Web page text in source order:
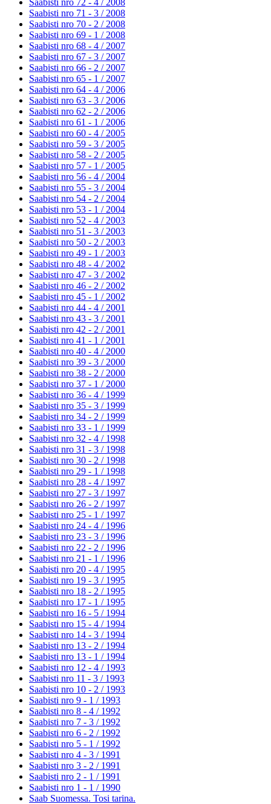
Saabisti nro 72 - 4 / 2008
Saabisti nro 71 - 3 / 2008
Saabisti nro 70 - 2 / 2008
Saabisti nro 69 - 1 / 2008
Saabisti nro 68 - 4 / 2007
Saabisti nro 67 - 3 / 2007
Saabisti nro 66 - 2 / 2007
Saabisti nro 65 - 1 / 2007
Saabisti nro 64 - 4 / 2006
Saabisti nro 63 - 3 / 2006
Saabisti nro 62 - 2 / 2006
Saabisti nro 61 - 1 / 2006
Saabisti nro 60 - 4 / 2005
Saabisti nro 59 - 3 / 2005
Saabisti nro 58 - 2 / 2005
Saabisti nro 57 - 1 / 2005
Saabisti nro 56 - 4 / 2004
Saabisti nro 55 - 3 / 2004
Saabisti nro 54 - 2 / 2004
Saabisti nro 53 - 1 / 2004
Saabisti nro 52 - 4 / 2003
Saabisti nro 51 - 3 / 2003
Saabisti nro 50 - 2 / 2003
Saabisti nro 49 - 1 / 2003
Saabisti nro 48 - 4 / 2002
Saabisti nro 47 - 3 / 2002
Saabisti nro 46 - 2 / 2002
Saabisti nro 45 - 1 / 2002
Saabisti nro 44 - 4 / 2001
Saabisti nro 43 - 3 / 2001
Saabisti nro 42 - 2 / 2001
Saabisti nro 41 - 1 / 2001
Saabisti nro 40 - 4 / 2000
Saabisti nro 39 - 3 / 2000
Saabisti nro 38 - 2 / 2000
Saabisti nro 37 - 1 / 2000
Saabisti nro 36 - 4 / 1999
Saabisti nro 35 - 3 / 1999
Saabisti nro 34 - 2 / 1999
Saabisti nro 33 - 1 / 1999
Saabisti nro 32 - 4 / 1998
Saabisti nro 31 - 3 / 1998
Saabisti nro 30 - 2 / 1998
Saabisti nro 29 - 1 / 1998
Saabisti nro 28 - 4 / 1997
Saabisti nro 27 - 3 / 1997
Saabisti nro 26 - 2 / 1997
Saabisti nro 25 - 1 / 1997
Saabisti nro 24 - 4 / 1996
Saabisti nro 23 - 3 / 1996
Saabisti nro 22 - 2 / 1996
Saabisti nro 21 - 1 / 1996
Saabisti nro 20 - 4 / 1995
Saabisti nro 19 - 3 / 1995
Saabisti nro 18 - 2 / 1995
Saabisti nro 17 - 1 / 1995
Saabisti nro 16 - 5 / 1994
Saabisti nro 15 - 4 / 1994
Saabisti nro 14 - 3 / 1994
Saabisti nro 13 - 2 / 1994
Saabisti nro 13 - 1 / 1994
Saabisti nro 12 - 4 / 1993
Saabisti nro 11 - 3 / 1993
Saabisti nro 10 - 2 / 1993
Saabisti nro 9 - 1 / 1993
Saabisti nro 8 - 4 / 1992
Saabisti nro 7 - 3 / 1992
Saabisti nro 6 - 2 / 1992
Saabisti nro 5 - 1 / 1992
Saabisti nro 4 - 3 / 1991
Saabisti nro 3 - 2 / 1991
Saabisti nro 2 - 1 / 1991
Saabisti nro 1 - 1 / 1990
Saab Suomessa. Tosi tarina.